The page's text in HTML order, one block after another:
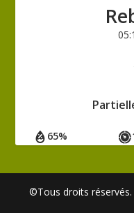
65%
©Tous droits réservés.